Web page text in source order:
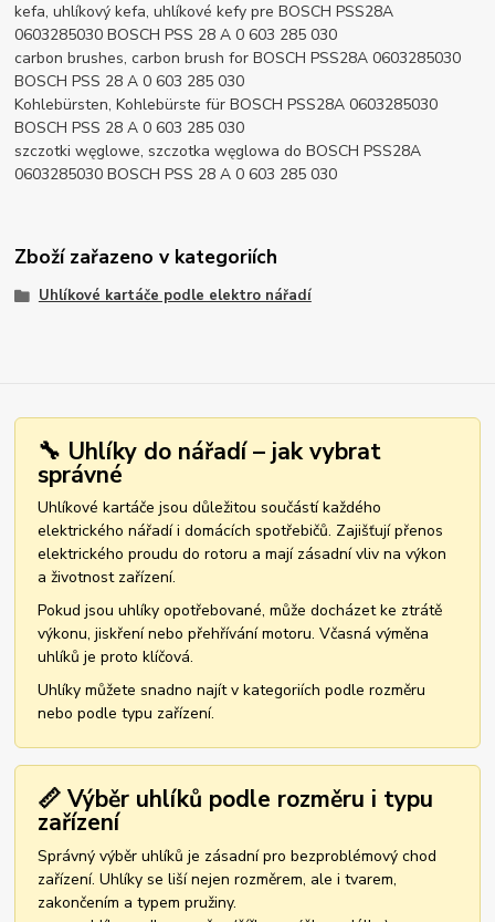
kefa, uhlíkový kefa, uhlíkové kefy pre BOSCH PSS28A
0603285030 BOSCH PSS 28 A 0 603 285 030
carbon brushes, carbon brush for BOSCH PSS28A 0603285030
BOSCH PSS 28 A 0 603 285 030
Kohlebürsten, Kohlebürste für BOSCH PSS28A 0603285030
BOSCH PSS 28 A 0 603 285 030
szczotki węglowe, szczotka węglowa do BOSCH PSS28A
0603285030 BOSCH PSS 28 A 0 603 285 030
Zboží zařazeno v kategoriích
Uhlíkové kartáče podle elektro nářadí
🔧 Uhlíky do nářadí – jak vybrat
správné
Uhlíkové kartáče jsou důležitou součástí každého
elektrického nářadí i domácích spotřebičů. Zajišťují přenos
elektrického proudu do rotoru a mají zásadní vliv na výkon
a životnost zařízení.
Pokud jsou uhlíky opotřebované, může docházet ke ztrátě
výkonu, jiskření nebo přehřívání motoru. Včasná výměna
uhlíků je proto klíčová.
Uhlíky můžete snadno najít v kategoriích podle rozměru
nebo podle typu zařízení.
📏 Výběr uhlíků podle rozměru i typu
zařízení
Správný výběr uhlíků je zásadní pro bezproblémový chod
zařízení. Uhlíky se liší nejen rozměrem, ale i tvarem,
zakončením a typem pružiny.